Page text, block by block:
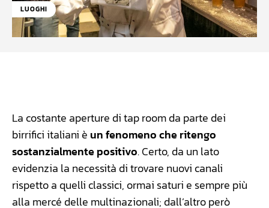
LUOGHI
La costante aperture di tap room da parte dei
birrifici italiani è un fenomeno che ritengo
sostanzialmente positivo. Certo, da un lato
evidenzia la necessità di trovare nuovi canali
rispetto a quelli classici, ormai saturi e sempre più
alla mercé delle multinazionali; dall’altro però